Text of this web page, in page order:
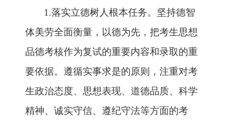
1.落实立德树人根本任务。坚持德智
体美劳全面衡量，以德为先，把考生思想
品德考核作为复试的重要内容和录取的重
要依据。遵循实事求是的原则，注重对考
生政治态度、思想表现、道德品质、科学
精神、诚实守信、遵纪守法等方面的考